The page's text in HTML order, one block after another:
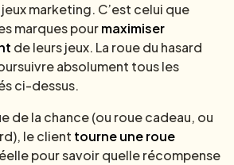
marketing. C’est celui que
marques pourmaximiser
de leurs jeux. La roue du hasard
absolument tous les
ci-dessus.
de la chance (ou roue cadeau, ou
le client tourne une roue
pour savoir quelle récompense